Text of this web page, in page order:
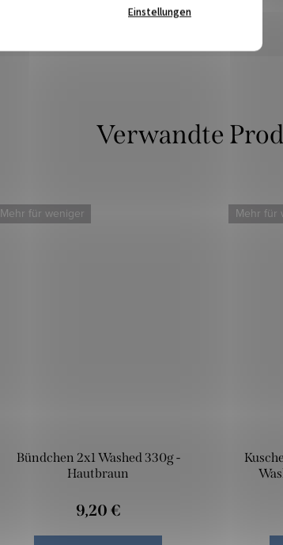
Einstellungen
Verwandte
Mehr für weniger
Bündchen 2x1 Washed 330g -
Hautbraun
9,20 €
Mehr für